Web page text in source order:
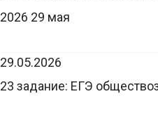
2026 29 мая
29.05.2026
23 задание: ЕГЭ